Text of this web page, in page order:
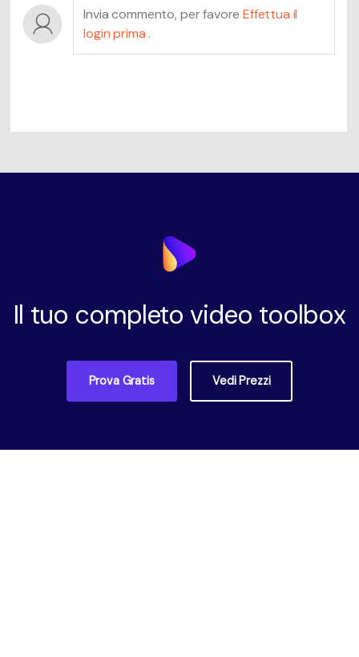
Invia commento, per favore Effettua il
login prima .
Il tuo completo video toolbox
Prova Gratis Vedi Prezzi